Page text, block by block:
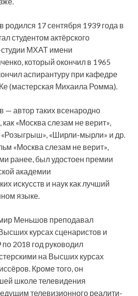
17 сентября 1939 года в
студентом актёрского
МХАТ имени
который окончил в 1965
аспирантуру при кафедре
(мастерская Михаила Ромма).
автор таких всенародно
«Москва слезам не верит»,
«Розыгрыш», «Ширли-мырли» и др.
«Москва слезам не верит»,
ранее, был удостоен премии
академии
искусств и наук как лучший
языке.
Меньшов преподавал
курсах сценаристов и
2018 год руководил
на Высших курсах
Кроме того, он
школе телевидения
телевизионного реалити-